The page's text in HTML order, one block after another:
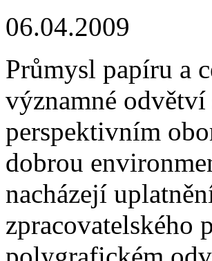
06.04.2009
Průmysl papíru a
významné
perspektivním
dobrou
nacházejí
zpracovatelského